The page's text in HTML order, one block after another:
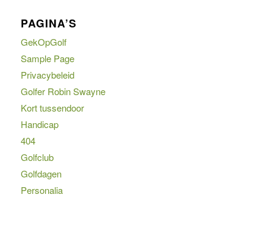
PAGINA’S
GekOpGolf
Sample Page
Privacybeleid
Golfer Robin Swayne
Kort tussendoor
Handicap
404
Golfclub
Golfdagen
Personalia